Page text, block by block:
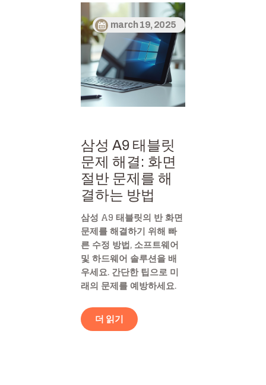
march 19, 2025
삼성 A9 태블릿
문제 해결: 화면
절반 문제를 해
결하는 방법
삼성 A9 태블릿의 반 화면
문제를 해결하기 위해 빠
른 수정 방법, 소프트웨어
및 하드웨어 솔루션을 배
우세요. 간단한 팁으로 미
래의 문제를 예방하세요.
더 읽기